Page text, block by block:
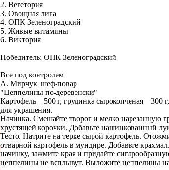
2. Вегетория
3. Овощная лига
4. ОПК Зеленоградский
5. Живые витамины
6. Виктория
Победитель: ОПК Зеленоградский
Все под контролем
А. Мирчук, шеф-повар
"Цеппелины по-деревенски"
Картофель – 500 г, грудинка сырокопченая – 300
для украшения.
Начинка. Смешайте творог и мелко нарезанную
хрустящей корочки. Добавьте нашинкованный
Тесто. Натрите на терке сырой картофель.
отварной картофель в мундире. Добавьте
начинку, зажмите края и придайте
цеппелины не всплывут. Выложите цеппелины